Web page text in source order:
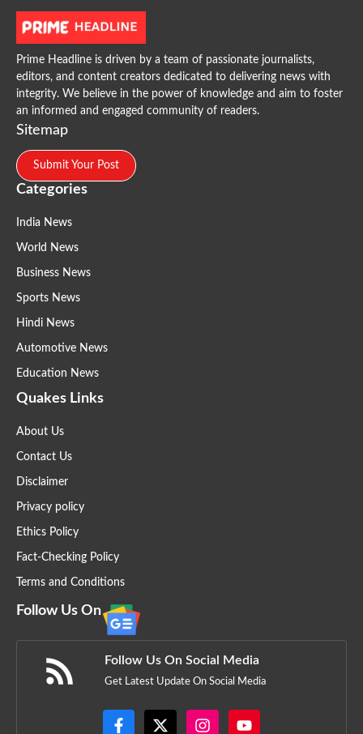
Prime Headline is driven by a team of passionate journalists,
editors, and content creators dedicated to delivering news with
integrity. We believe in the power of knowledge and aim to foster
an informed and engaged community of readers.
Sitemap
Submit Your Post
Categories
India News
World News
Business News
Sports News
Hindi News
Automotive News
Education News
Quakes Links
About Us
Contact Us
Disclaimer
Privacy policy
Ethics Policy
Fact-Checking Policy
Terms and Conditions
Follow Us On
Follow Us On Social Media
Get Latest Update On Social Media